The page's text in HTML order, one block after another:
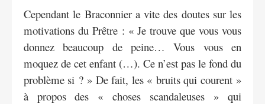
Cependant le Braconnier a vite des doutes sur les
motivations du Prêtre : « Je trouve que vous vous
donnez beaucoup de peine… Vous vous en
moquez de cet enfant (…). Ce n’est pas le fond du
problème si ? » De fait, les « bruits qui courent »
à propos des « choses scandaleuses » qui